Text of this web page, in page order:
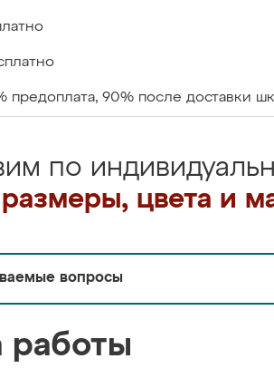
предоплата, 90% после доставки
по
цвета и
вопросы
работы